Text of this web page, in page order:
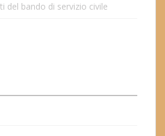
del bando di servizio civile